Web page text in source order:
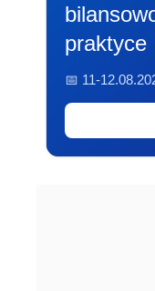
praktyce
📅 11-